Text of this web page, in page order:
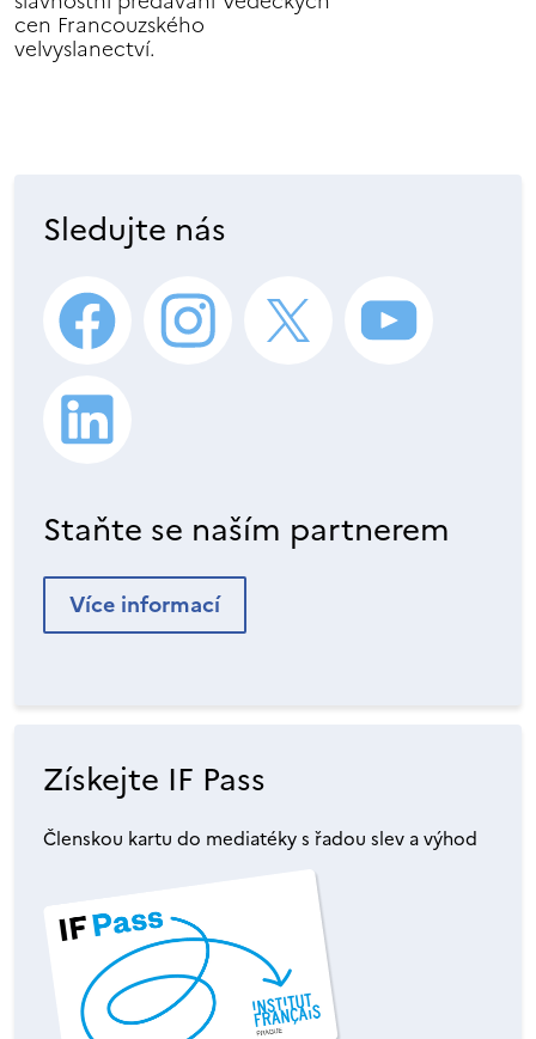
cen Francouzského
velvyslanectví.
Sledujte nás
Staňte se naším partnerem
Více informací
Získejte IF Pass
Členskou kartu do mediatéky s řadou slev a výhod